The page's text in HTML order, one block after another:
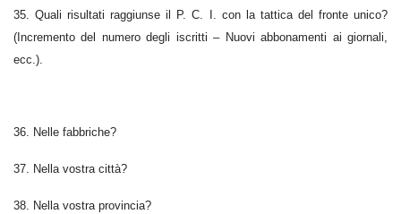
35. Quali risultati raggiunse il P. C. I. con la tattica del fronte unico?
(Incremento del numero degli iscritti – Nuovi abbonamenti ai giornali,
ecc.).
36. Nelle fabbriche?
37. Nella vostra città?
38. Nella vostra provincia?